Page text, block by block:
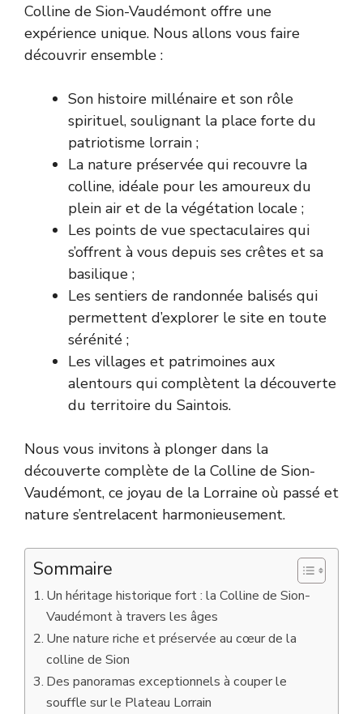
Colline de Sion-Vaudémont offre une
expérience unique. Nous allons vous faire
découvrir ensemble :
Son histoire millénaire et son rôle
spirituel, soulignant la place forte du
patriotisme lorrain ;
La nature préservée qui recouvre la
colline, idéale pour les amoureux du
plein air et de la végétation locale ;
Les points de vue spectaculaires qui
s’offrent à vous depuis ses crêtes et sa
basilique ;
Les sentiers de randonnée balisés qui
permettent d’explorer le site en toute
sérénité ;
Les villages et patrimoines aux
alentours qui complètent la découverte
du territoire du Saintois.
Nous vous invitons à plonger dans la
découverte complète de la Colline de Sion-
Vaudémont, ce joyau de la Lorraine où passé et
nature s’entrelacent harmonieusement.
Sommaire
Un héritage historique fort : la Colline de Sion-
Vaudémont à travers les âges
Une nature riche et préservée au cœur de la
colline de Sion
Des panoramas exceptionnels à couper le
souffle sur le Plateau Lorrain